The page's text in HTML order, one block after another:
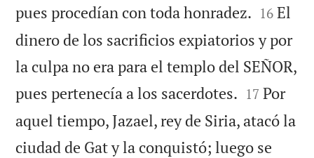
pues procedían con toda honradez. 

16 El
dinero de los sacrificios expiatorios y por
la culpa no era para el templo del SEÑOR,
pues pertenecía a los sacerdotes. 

17 Por
aquel tiempo, Jazael, rey de Siria, atacó la
ciudad de Gat y la conquistó; luego se